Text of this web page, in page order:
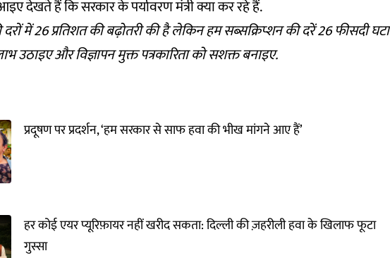
देखते हैं कि सरकार के पर्यावरण मंत्री क्या कर रहे हैं.
दरों में 26 प्रतिशत की बढ़ोतरी की है लेकिन हम सब्सक्रिप्शन की दरें 26 फीसदी घटा
उठाइए और विज्ञापन मुक्त पत्रकारिता को सशक्त बनाइए.
प्रदूषण पर प्रदर्शन, ‘हम सरकार से साफ हवा की भीख मांगने आए हैं’
हर कोई एयर प्यूरिफ़ायर नहीं खरीद सकता: दिल्ली की ज़हरीली हवा के खिलाफ फूटा
गुस्सा